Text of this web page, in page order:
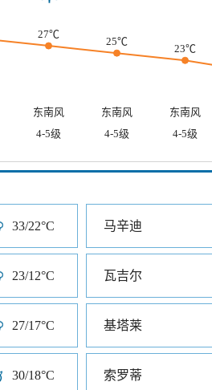
27℃
25℃
23℃
东南风 东南风 东南风
4-5级 4-5级 4-5级
33/22°C 马辛迪
23/12°C 瓦吉尔
27/17°C 基塔莱
30/18°C 索罗蒂